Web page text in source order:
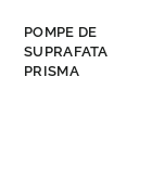
POMPE DE
SUPRAFATA
PRISMA